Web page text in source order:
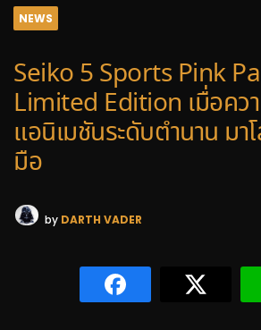
NEWS
Seiko 5 Sports Pink
Limited Edition เมื่อคว
แอนิเมชันระดับตำนาน ม
มือ
by DARTH VADER